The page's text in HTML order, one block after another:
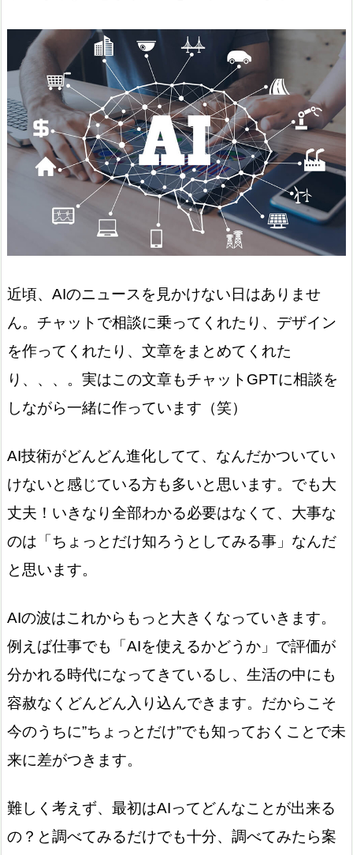
近頃、AIのニュースを見かけない日はありませ
ん。チャットで相談に乗ってくれたり、デザイン
を作ってくれたり、文章をまとめてくれた
り、、、。実はこの文章もチャットGPTに相談を
しながら一緒に作っています（笑）
AI技術がどんどん進化してて、なんだかついてい
けないと感じている方も多いと思います。でも大
丈夫！いきなり全部わかる必要はなくて、大事な
のは「ちょっとだけ知ろうとしてみる事」なんだ
と思います。
AIの波はこれからもっと大きくなっていきます。
例えば仕事でも「AIを使えるかどうか」で評価が
分かれる時代になってきているし、生活の中にも
容赦なくどんどん入り込んできます。だからこそ
今のうちに”ちょっとだけ”でも知っておくことで未
来に差がつきます。
難しく考えず、最初はAIってどんなことが出来る
の？と調べてみるだけでも十分、調べてみたら案